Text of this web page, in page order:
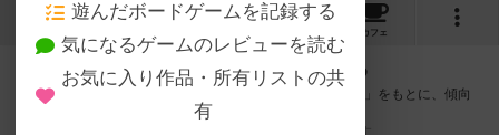
1 1
カフェ
『ケロケロ！テニス』が好きな方へのおすすめ
このゲームのトップページで投票された「プレイ感の評価」をもとに、傾向
が近いボードゲームをランキング形式で紹介します。
遊んだボードゲームを記録する
気になるゲームのレビューを読む
お気に入り作品・所有リストの共
有